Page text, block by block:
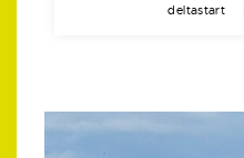
deltastart